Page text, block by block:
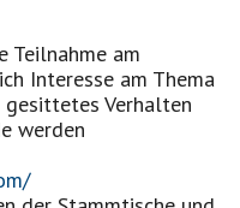
Teilnahme am
Interesse am Thema
Verhalten
werden